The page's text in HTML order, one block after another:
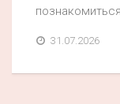
31.07.2026